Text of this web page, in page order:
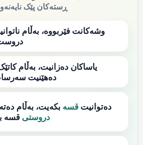
ڕستەکان پێک
وشەکانت فێربووە، بەڵام
یاساکان دەزانیت، بەڵام
دەهێنیت
دەتوانیت قسە بکەیت، بەڵام
دروستی قسە